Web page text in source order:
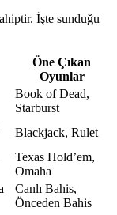
İşte sunduğu
Öne Çıkan
Oyunlar
Book of Dead,
Starburst
Blackjack, Rulet
Texas Hold’em,
Omaha
Canlı Bahis,
Önceden Bahis